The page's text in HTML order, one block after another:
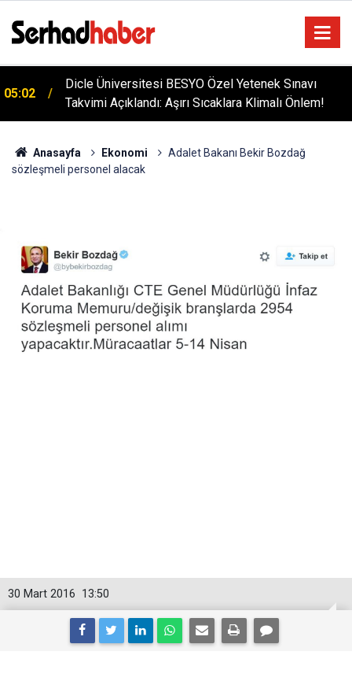
05:02
Dicle Üniversitesi BESYO Özel Yetenek Sınavı
Takvimi Açıklandı: Aşırı Sıcaklara Klimalı Önlem!
Anasayfa Ekonomi
Adalet Bakanı Bekir Bozdağ
sözleşmeli personel alacak
13:50
30 Mart 2016